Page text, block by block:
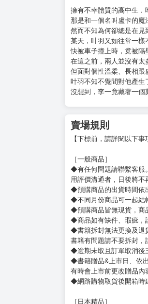
預計上市日:115年3月24
隱藏著秘密的魔法師 × 擁
無論轉世多少次，
我一定都會找到你。
兩人的過去與現在交織而
擁有不幸體質的高中生
那是和一個名叫盧卡的魔
然而不知為何卻總是在見
某天，叶羽又如往常一
在這之前，兩人並沒有太
但面對個性溫柔、長相跟
叶羽不知不覺間對他產
沒想到，李一竟藏著一
賣場規則
【下標前，請詳閱以下事
［一般商品］
◆有任何問題請聯繫客服
用評價溝通者，日後將
◆不同月份商品可一起結